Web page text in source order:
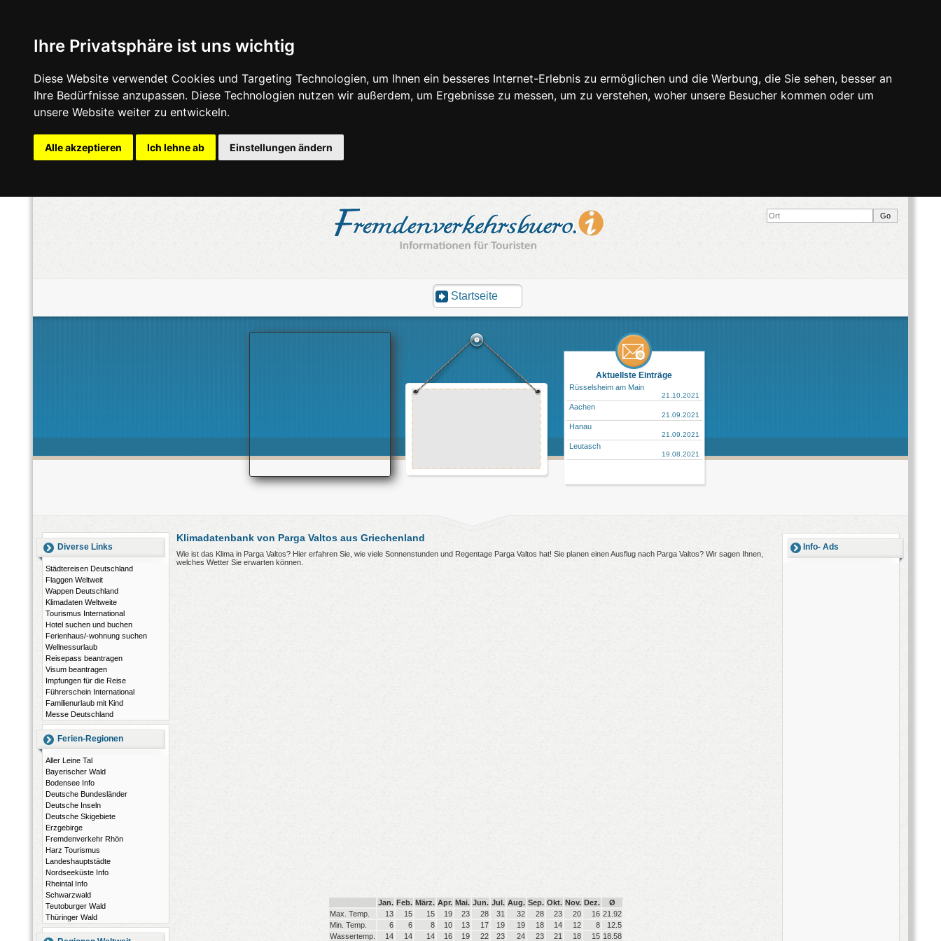
Ihre Privatsphäre ist uns wichtig
Diese Website verwendet Cookies und Targeting Technologien, um Ihnen ein besseres Internet-Erlebnis zu ermöglichen und die Werbung, die Sie sehen, besser an
Ihre Bedürfnisse anzupassen. Diese Technologien nutzen wir außerdem, um Ergebnisse zu messen, um zu verstehen, woher unsere Besucher kommen oder um
unsere Website weiter zu entwickeln.
Alle akzeptieren Ich lehne ab Einstellungen ändern
Startseite
Aktuellste Einträge
Rüsselsheim am Main
21.10.2021
Aachen
21.09.2021
Hanau
21.09.2021
Leutasch
19.08.2021
Diverse Links
Städtereisen Deutschland
Flaggen Weltweit
Wappen Deutschland
Klimadaten Weltweite
Tourismus International
Hotel suchen und buchen
Ferienhaus/-wohnung suchen
Wellnessurlaub
Reisepass beantragen
Visum beantragen
Impfungen für die Reise
Führerschein International
Familienurlaub mit Kind
Messe Deutschland
Ferien-Regionen
Aller Leine Tal
Bayerischer Wald
Bodensee Info
Deutsche Bundesländer
Deutsche Inseln
Deutsche Skigebiete
Erzgebirge
Fremdenverkehr Rhön
Harz Tourismus
Landeshauptstädte
Nordseeküste Info
Rheintal Info
Schwarzwald
Teutoburger Wald
Thüringer Wald
Info- Ads
Klimadatenbank von Parga Valtos aus Griechenland
Wie ist das Klima in Parga Valtos? Hier erfahren Sie, wie viele Sonnenstunden und Regentage Parga Valtos hat! Sie planen einen Ausflug nach Parga Valtos? Wir sagen Ihnen,
welches Wetter Sie erwarten können.
Jan. Feb. März. Apr. Mai. Jun. Jul. Aug. Sep. Okt. Nov. Dez.
Ø
Max. Temp.
13 15 15 19 23 28 31 32 28 23 20 16 21.92
Min. Temp.
6 6 8 10 13 17 19 19 18 14 12 8
12.5
Wassertemp.
14 14 14 16 19 22 23 24 23 21 18 15 18.58